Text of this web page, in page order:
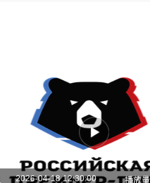
2026-04-18 12:30:00 播放